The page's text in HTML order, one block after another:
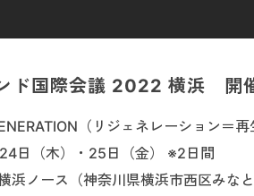
ド国際会議 2022 横浜 開
（リジェネレーション＝再
日（木）・25日（金） ※2日間
浜ノース（神奈川県横浜市西区みな